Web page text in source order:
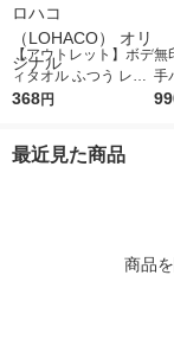
【アウトレット】ボデ
ィタオル ふつう レギ
ュラー 天然キトサン
368円
無
手
２
最近見た商品
商品